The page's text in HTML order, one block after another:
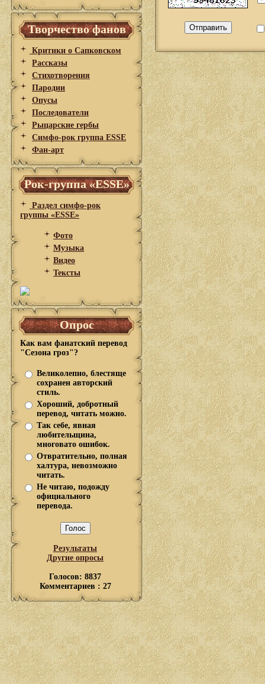
Творчество фанов
Критики о Сапковском
Рассказы
Стихотворения
Пародии
Опусы
Последователи
Рыцарские гербы
Симфо-рок группа ESSE
Фан-арт
Рок-группа «ESSE»
Раздел симфо-рок
группы «ESSE»
Фото
Музыка
Видео
Тексты
Опрос
Как вам фанатский перевод
"Сезона гроз"?
Великолепно, блестяще
сохранен авторский
стиль.
Хороший, добротный
перевод, читать можно.
Так себе, явная
любительщина,
многовато ошибок.
Отвратительно, полная
халтура, невозможно
читать.
Не читаю, подожду
официального
перевода.
Результаты
Другие опросы
Голосов: 8837
Комментариев : 27